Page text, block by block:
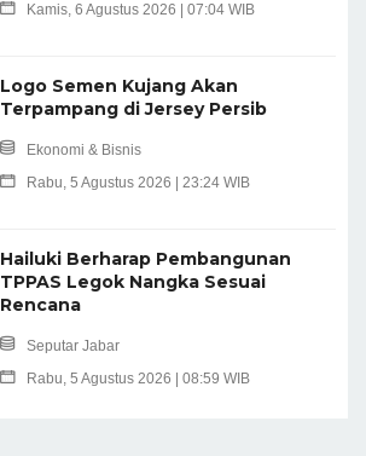
Kamis, 6 Agustus 2026 | 07:04 WIB
Logo Semen Kujang Akan
Terpampang di Jersey Persib
Ekonomi & Bisnis
Rabu, 5 Agustus 2026 | 23:24 WIB
Hailuki Berharap Pembangunan
TPPAS Legok Nangka Sesuai
Rencana
Seputar Jabar
Rabu, 5 Agustus 2026 | 08:59 WIB